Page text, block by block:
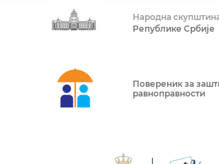
Народна
Републике Србије
Повереник за
равноправности